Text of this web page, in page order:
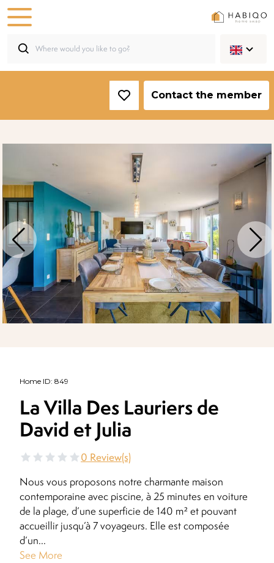
Contact the member
Home ID: 849
La Villa Des Lauriers de
David et Julia
0 Review(s)
Nous vous proposons notre charmante maison
contemporaine avec piscine, à 25 minutes en voiture
de la plage, d’une superficie de 140 m² et pouvant
accueillir jusqu’à 7 voyageurs. Elle est composée
d’un...
See More